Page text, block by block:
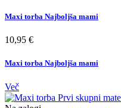
Maxi torba Najboljša mami
10,95 €
Maxi torba Najboljša mami
Več